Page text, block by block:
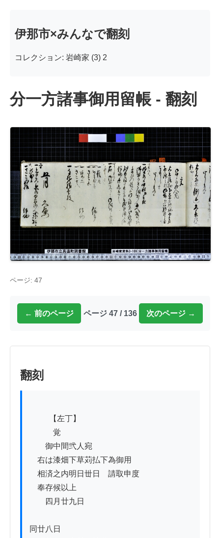
伊那市×みんなで翻刻
コレクション: 岩崎家 (3) 2
分一方諸事御用留帳 - 翻刻
ページ: 47
← 前のページ ページ 47 / 136 次のページ →
翻刻
覚
御中間弐人宛
右は漆畑下草苅払下為御用
相済之内明日丗日ゟ請取申度
奉存候以上
四月廿九日
同廿八日